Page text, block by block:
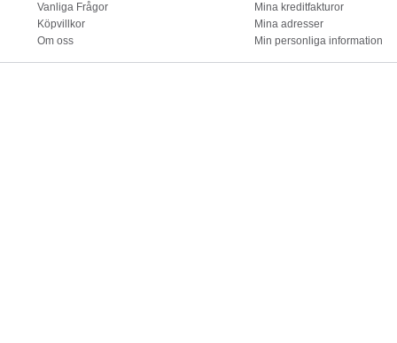
Vanliga Frågor
Köpvillkor
Om oss
Mina kreditfakturor
Mina adresser
Min personliga information